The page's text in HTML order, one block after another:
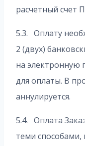
расчетный счет
5.3. Оплату
2 (двух)
на электронную
для оплаты. В
аннулируется.
5.4. Оплата
теми